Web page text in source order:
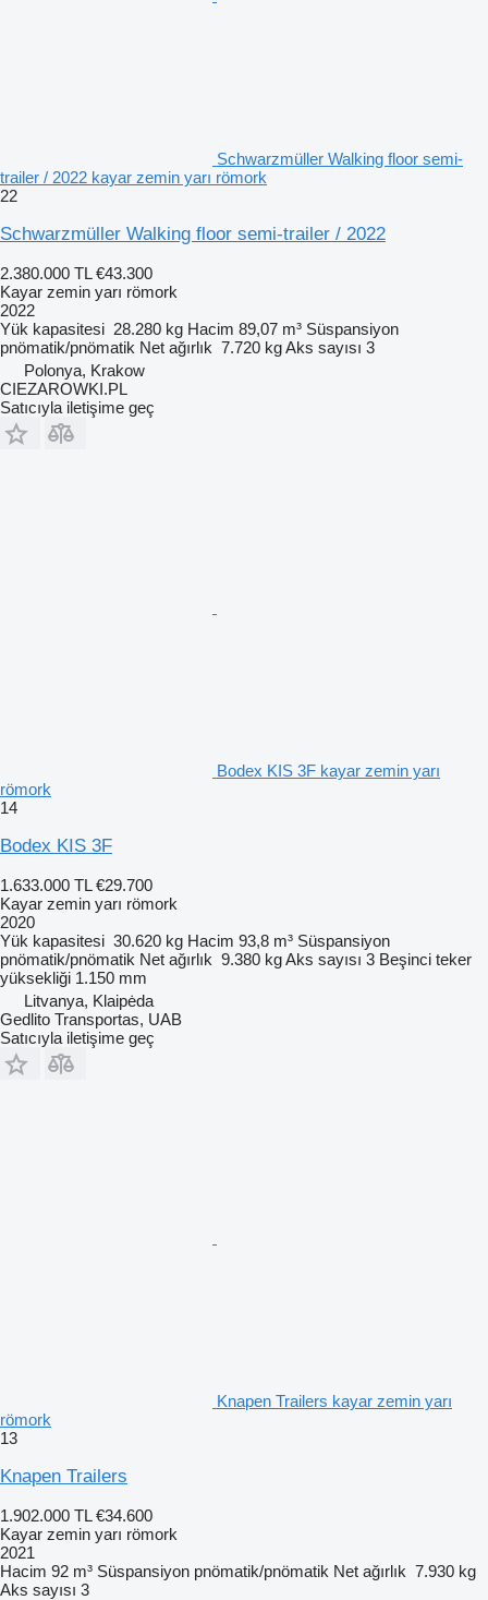
Schwarzmüller Walking floor semi-
trailer / 2022 kayar zemin yarı römork
22
Schwarzmüller Walking floor semi-trailer / 2022
2.380.000 TL €43.300
Kayar zemin yarı römork
2022
Yük kapasitesi 28.280 kg Hacim 89,07 m³ Süspansiyon
pnömatik/pnömatik Net ağırlık 7.720 kgAks sayısı 3
Polonya, Krakow
CIEZAROWKI.PL
Satıcıyla iletişime geç
Bodex KIS 3F kayar zemin yarı
römork
14
Bodex KIS 3F
1.633.000 TL €29.700
Kayar zemin yarı römork
2020
Yük kapasitesi 30.620 kg Hacim 93,8 m³ Süspansiyon
pnömatik/pnömatik Net ağırlık 9.380 kgAks sayısı 3 Beşinci teker
yüksekliği 1.150 mm
Litvanya, Klaipėda
Gedlito Transportas, UAB
Satıcıyla iletişime geç
Knapen Trailers kayar zemin yarı
römork
13
Knapen Trailers
1.902.000 TL €34.600
Kayar zemin yarı römork
2021
Hacim 92 m³ Süspansiyon pnömatik/pnömatik Net ağırlık 7.930 kg
Aks sayısı 3